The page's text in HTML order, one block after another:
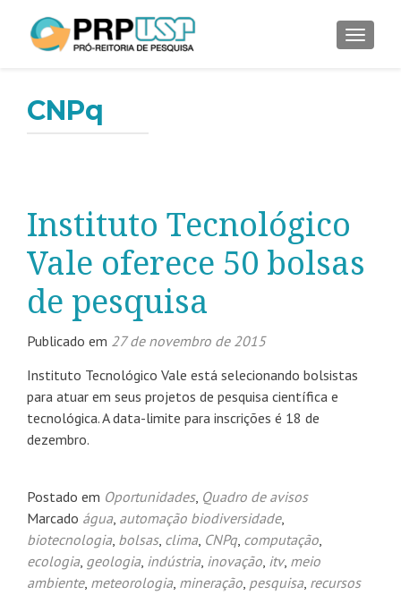
CNPq
Instituto Tecnológico
Vale oferece 50 bolsas
de pesquisa
Publicado em 27 de novembro de 2015
Instituto Tecnológico Vale está selecionando bolsistas
para atuar em seus projetos de pesquisa científica e
tecnológica. A data-limite para inscrições é 18 de
dezembro.
Postado em Oportunidades, Quadro de avisos
Marcado água, automação biodiversidade,
biotecnologia, bolsas, clima, CNPq, computação,
ecologia, geologia, indústria, inovação, itv, meio
ambiente, meteorologia, mineração, pesquisa, recursos